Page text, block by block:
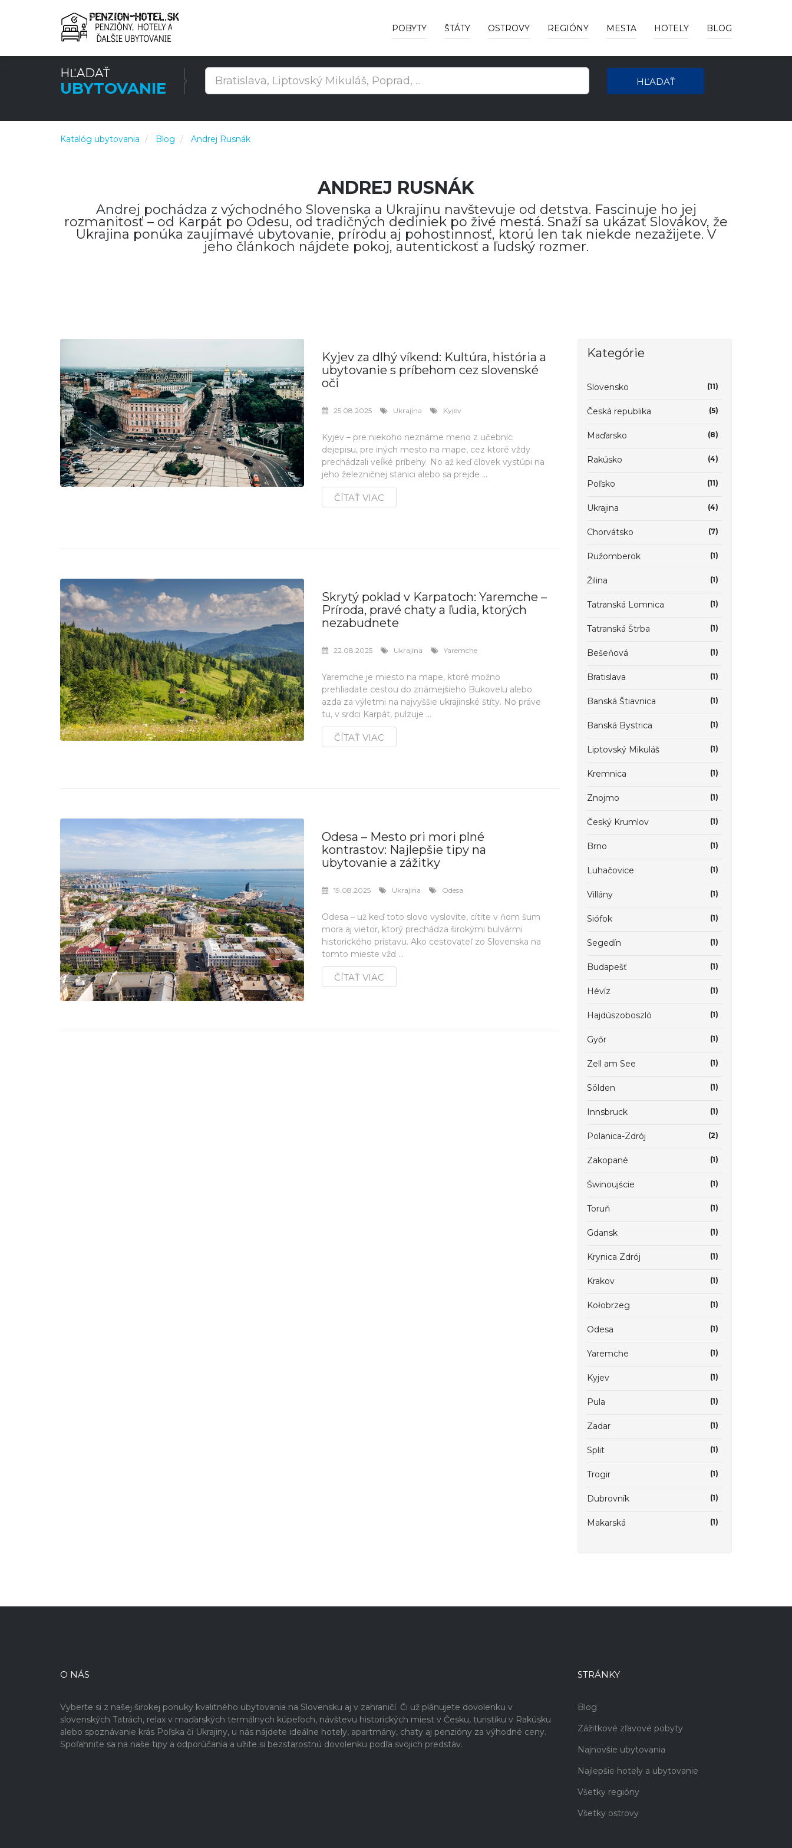
POBYTY ŠTÁTY OSTROVY REGIÓNY MESTA HOTELY BLOG
HĽADAŤ
UBYTOVANIE HĽADAŤ
Katalóg ubytovania Blog Andrej Rusnák
ANDREJ RUSNÁK
Andrej pochádza z východného Slovenska a Ukrajinu navštevuje od detstva. Fascinuje ho jej
rozmanitosť – od Karpát po Odesu, od tradičných dediniek po živé mestá. Snaží sa ukázať Slovákov, že
Ukrajina ponúka zaujímavé ubytovanie, prírodu aj pohostinnosť, ktorú len tak niekde nezažijete. V
jeho článkoch nájdete pokoj, autentickosť a ľudský rozmer.
Kategórie
Slovensko (11)
Česká republika (5)
Maďarsko (8)
Rakúsko (4)
Poľsko (11)
Ukrajina (4)
Chorvátsko (7)
Ružomberok (1)
Žilina (1)
Tatranská Lomnica (1)
Tatranská Štrba (1)
Bešeňová (1)
Bratislava (1)
Banská Štiavnica (1)
Banská Bystrica (1)
Liptovský Mikuláš (1)
Kremnica (1)
Znojmo (1)
Český Krumlov (1)
Brno (1)
Luhačovice (1)
Villány (1)
Siófok (1)
Segedín (1)
Budapešť (1)
Hévíz (1)
Hajdúszoboszló (1)
Győr (1)
Zell am See (1)
Sölden (1)
Innsbruck (1)
Polanica-Zdrój (2)
Zakopané (1)
Świnoujście (1)
Toruň (1)
Gdansk (1)
Krynica Zdrój (1)
Krakov (1)
Kołobrzeg (1)
Odesa (1)
Yaremche (1)
Kyjev (1)
Pula (1)
Zadar (1)
Split (1)
Trogir (1)
Dubrovník (1)
Makarská (1)
Kyjev za dlhý víkend: Kultúra, história a
ubytovanie s príbehom cez slovenské
oči
25.08.2025 Ukrajina Kyjev
Kyjev – pre niekoho neznáme meno z učebníc
dejepisu, pre iných mesto na mape, cez ktoré vždy
prechádzali veĺké príbehy. No až keď človek vystúpi na
jeho železničnej stanici alebo sa prejde ...
ČÍTAŤ VIAC
Skrytý poklad v Karpatoch: Yaremche –
Príroda, pravé chaty a ľudia, ktorých
nezabudnete
22.08.2025 Ukrajina Yaremche
Yaremche je miesto na mape, ktoré možno
prehliadate cestou do známejšieho Bukovelu alebo
azda za výletmi na najvyššie ukrajinské štíty. No práve
tu, v srdci Karpát, pulzuje ...
ČÍTAŤ VIAC
Odesa – Mesto pri mori plné
kontrastov: Najlepšie tipy na
ubytovanie a zážitky
19.08.2025 Ukrajina Odesa
Odesa – už keď toto slovo vyslovíte, cítite v ňom šum
mora aj vietor, ktorý prechádza širokými bulvármi
historického prístavu. Ako cestovateľ zo Slovenska na
tomto mieste vžd ...
ČÍTAŤ VIAC
O NÁS
Vyberte si z našej širokej ponuky kvalitného ubytovania na Slovensku aj v zahraničí. Či už plánujete dovolenku v
slovenských Tatrách, relax v maďarských termálnych kúpeľoch, návštevu historických miest v Česku, turistiku v Rakúsku
alebo spoznávanie krás Poľska či Ukrajiny, u nás nájdete ideálne hotely, apartmány, chaty aj penzióny za výhodné ceny.
Spoľahnite sa na naše tipy a odporúčania a užite si bezstarostnú dovolenku podľa svojich predstáv.
STRÁNKY
Blog
Zážitkové zľavové pobyty
Najnovšie ubytovania
Najlepšie hotely a ubytovanie
Všetky regióny
Všetky ostrovy